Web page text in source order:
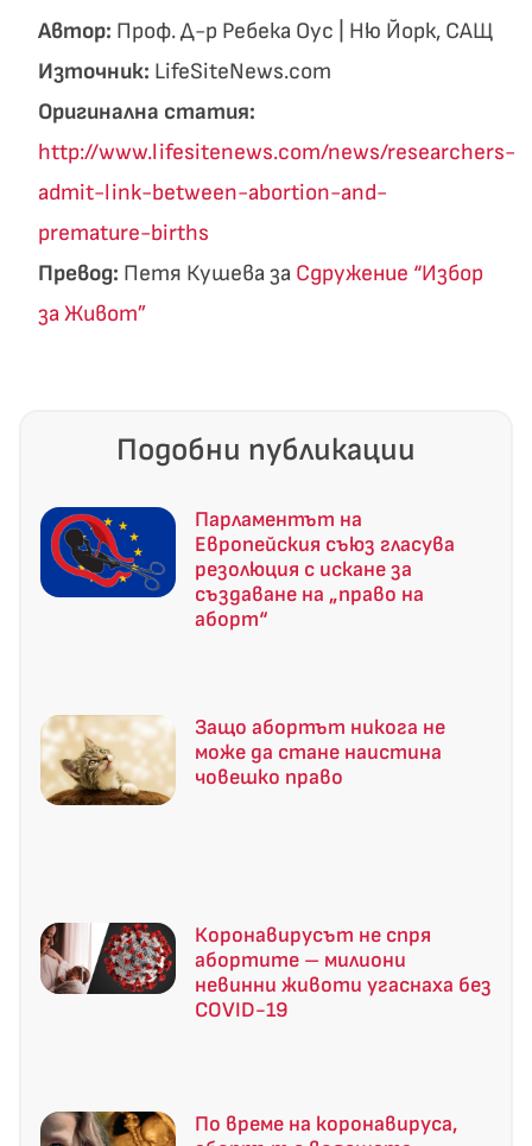
Автор: Проф. Д-р Ребека Оус | Ню Йорк, САЩ
Източник: LifeSiteNews.com
Оригинална статия:
http://www.lifesitenews.com/news/researchers-
admit-link-between-abortion-and-
premature-births
Превод: Петя Кушева за Сдружение “Избор
за Живот”
Подобни публикации
Парламентът на
Европейския съюз гласува
резолюция с искане за
създаване на „право на
аборт“
Защо абортът никога не
може да стане наистина
човешко право
Коронавирусът не спря
абортите – милиони
невинни животи угаснаха без
COVID-19
По време на коронавируса,